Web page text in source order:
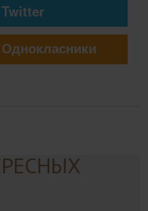
Twitter
Однокласники